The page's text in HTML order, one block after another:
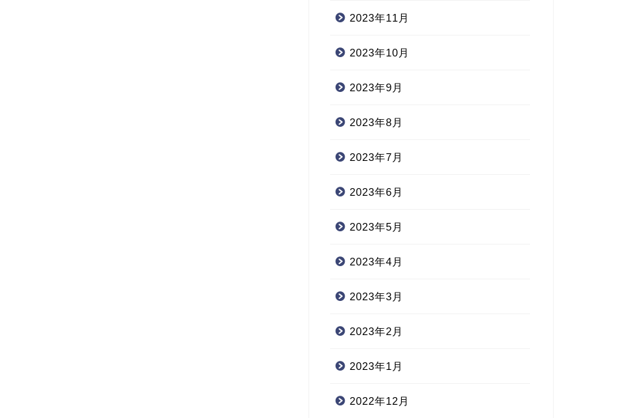
2023年11月
2023年10月
2023年9月
2023年8月
2023年7月
2023年6月
2023年5月
2023年4月
2023年3月
2023年2月
2023年1月
2022年12月